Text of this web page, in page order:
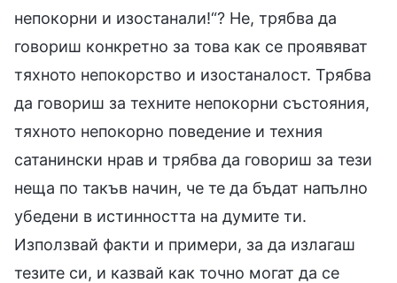
непокорни и изостанали!“? Не, трябва да
говориш конкретно за това как се проявяват
тяхното непокорство и изостаналост. Трябва
да говориш за техните непокорни състояния,
тяхното непокорно поведение и техния
сатанински нрав и трябва да говориш за тези
неща по такъв начин, че те да бъдат напълно
убедени в истинността на думите ти.
Използвай факти и примери, за да излагаш
тезите си, и казвай как точно могат да се